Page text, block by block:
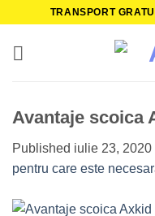
content
TRANSPORT
Avantaje scoica
Published iulie 23, 2020
pentru care este